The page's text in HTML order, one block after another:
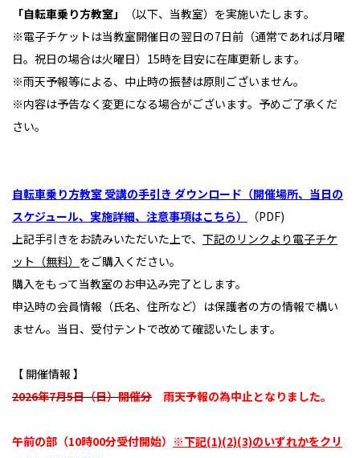
「自転車乗り方教室」
（以下、当教室）を実施いたします。
※電子チケットは当教室開催日の翌日の7日前（通常であれば月曜
日。祝日の場合は火曜日）15時を目安に在庫更新します。
※雨天予報等による、中止時の振替は原則ございません。
※内容は予告なく変更になる場合がございます。予めご了承くだ
さい。
自転車乗り方教室 受講の手引き ダウンロード（開催場所、当日の
スケジュール、実施詳細、注意事項はこちら）
（PDF)
上記手引きをお読みいただいた上で、 下記のリンクより電子チケ
ット（無料） をご購入ください。
購入をもって当教室のお申込み完了とします。
申込時の会員情報（氏名、住所など）は保護者の方の情報で構い
ません。当日、受付テントで改めて確認いたします。
【 開催情報 】
2026年7月5日（日）開催分 雨天予報の為中止となりました。
午前の部（10時00分受付開始） ※下記(1)(2)(3)のいずれかをクリ